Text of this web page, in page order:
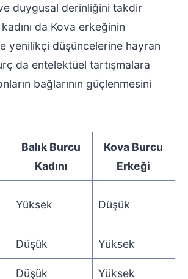
duygusal derinliğini takdir
da Kova erkeğinin
yenilikçi düşüncelerine hayran
da entelektüel tartışmalara
bağlarının güçlenmesini
Balık Burcu
Kadını
Kova Burcu
Erkeği
Yüksek Düşük
Düşük Yüksek
Düşük Yüksek